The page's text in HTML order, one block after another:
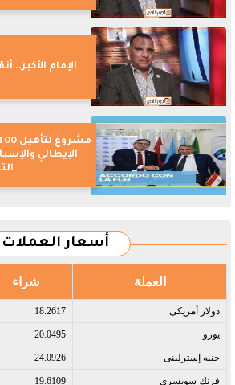
الإمام الأكبر..
أسعار العملات
العملة شراء
دولار أمريكى​ 18.2617
يورو​ 20.0495
جنيه إسترلينى​ 24.0926
فرنك سويسرى​ 19.6109